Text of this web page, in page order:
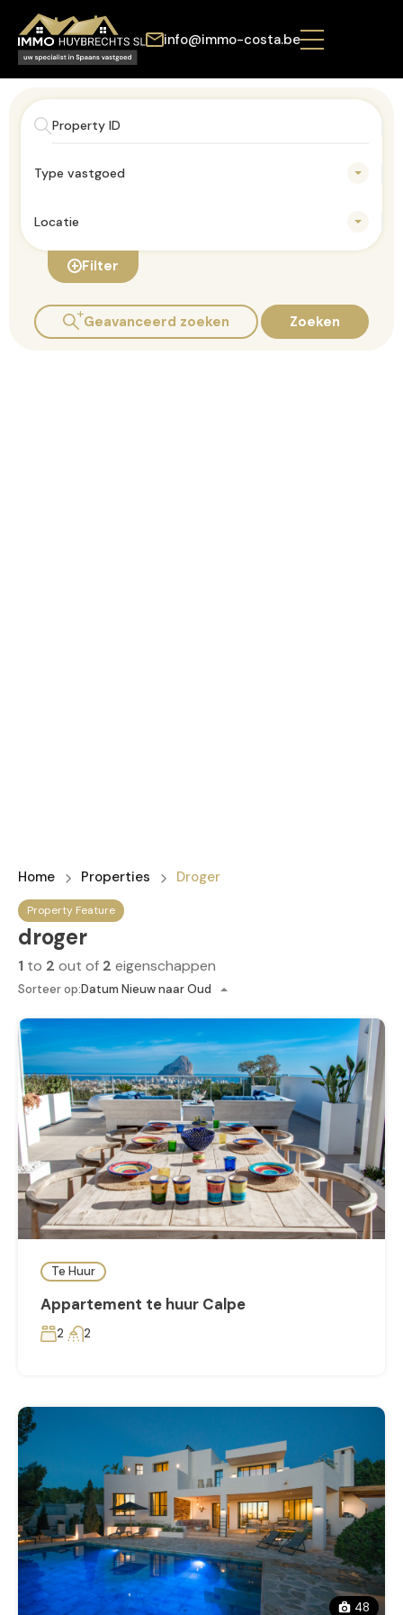
info@immo-costa.be
Type vastgoed
Locatie
Filter
Geavanceerd zoeken Zoeken
Home Properties Droger
Property Feature
droger
1 to 2 out of 2 eigenschappen
Sorteer op:Datum Nieuw naar Oud
Te Huur
Appartement te huur Calpe
2 2
48